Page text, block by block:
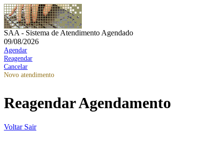
SAA - Sistema de Atendimento Agendado
09/08/2026
Agendar
Reagendar
Cancelar
Novo atendimento
Reagendar Agendamento
Voltar Sair